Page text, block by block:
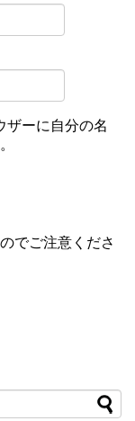
ザーに自分の名
でご注意くださ